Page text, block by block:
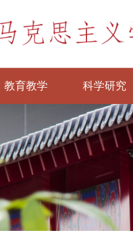
教育教学 科学研究